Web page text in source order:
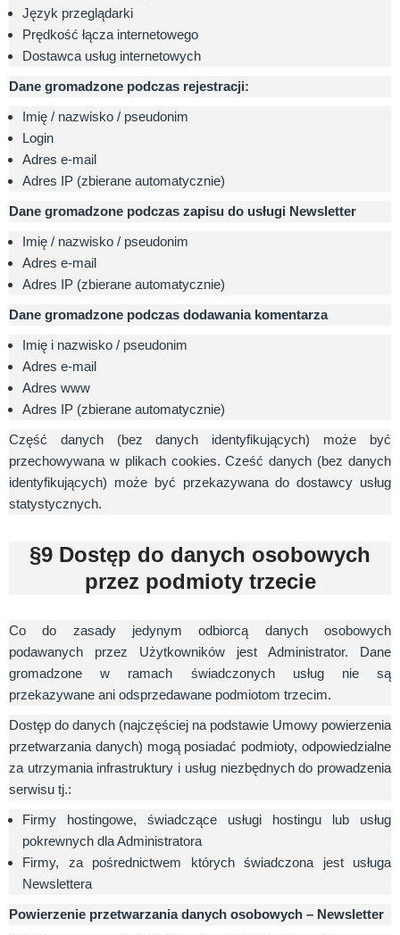
Język przeglądarki
Prędkość łącza internetowego
Dostawca usług internetowych
Dane gromadzone podczas rejestracji:
Imię / nazwisko / pseudonim
Login
Adres e-mail
Adres IP (zbierane automatycznie)
Dane gromadzone podczas zapisu do usługi Newsletter
Imię / nazwisko / pseudonim
Adres e-mail
Adres IP (zbierane automatycznie)
Dane gromadzone podczas dodawania komentarza
Imię i nazwisko / pseudonim
Adres e-mail
Adres www
Adres IP (zbierane automatycznie)
Część danych (bez danych identyfikujących) może być
przechowywana w plikach cookies. Cześć danych (bez danych
identyfikujących) może być przekazywana do dostawcy usług
statystycznych.
§9 Dostęp do danych osobowych
przez podmioty trzecie
Co do zasady jedynym odbiorcą danych osobowych
podawanych przez Użytkowników jest Administrator. Dane
gromadzone w ramach świadczonych usług nie są
przekazywane ani odsprzedawane podmiotom trzecim.
Dostęp do danych (najczęściej na podstawie Umowy powierzenia
przetwarzania danych) mogą posiadać podmioty, odpowiedzialne
za utrzymania infrastruktury i usług niezbędnych do prowadzenia
serwisu tj.:
Firmy hostingowe, świadczące usługi hostingu lub usług
pokrewnych dla Administratora
Firmy, za pośrednictwem których świadczona jest usługa
Newslettera
Powierzenie przetwarzania danych osobowych – Newsletter